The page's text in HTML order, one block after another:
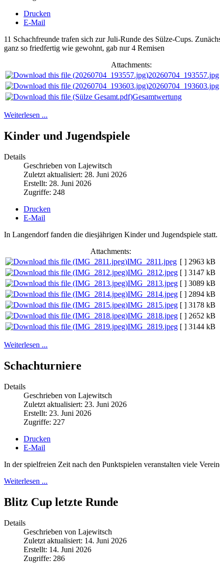
Drucken
E-Mail
11 Schachfreunde trafen sich zur Juli-Runde des Sülze-Cups.
ganz so friedfertig wie gewohnt, gab nur 4 Remisen
Attachments:
20260704_193557.jpg
20260704_193603.jpg
Gesamtwertung
Weiterlesen ...
Kinder und Jugendspiele
Details
Geschrieben von Lajewitsch
Zuletzt aktualisiert: 28. Juni 2026
Erstellt: 28. Juni 2026
Zugriffe: 248
Drucken
E-Mail
In Langendorf fanden die diesjährigen Kinder und Jugendspiele statt.
Attachments:
IMG_2811.jpeg [ ] 2963 kB
IMG_2812.jpeg [ ] 3147 kB
IMG_2813.jpeg [ ] 3089 kB
IMG_2814.jpeg [ ] 2894 kB
IMG_2815.jpeg [ ] 3178 kB
IMG_2818.jpeg [ ] 2652 kB
IMG_2819.jpeg [ ] 3144 kB
Weiterlesen ...
Schachturniere
Details
Geschrieben von Lajewitsch
Zuletzt aktualisiert: 23. Juni 2026
Erstellt: 23. Juni 2026
Zugriffe: 227
Drucken
E-Mail
In der spielfreien Zeit nach den Punktspielen veranstalten viele
Weiterlesen ...
Blitz Cup letzte Runde
Details
Geschrieben von Lajewitsch
Zuletzt aktualisiert: 14. Juni 2026
Erstellt: 14. Juni 2026
Zugriffe: 286